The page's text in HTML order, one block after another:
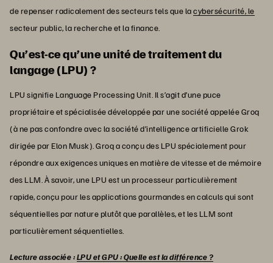
de repenser radicalement des secteurs tels que lacybersécurité, le
secteur public, la recherche et la finance.
Qu’est-ce qu’une unité de traitement du
langage (LPU) ?
LPU signifie Language Processing Unit. Il s’agit d’une puce
propriétaire et spécialisée développée par une société appelée Groq
(à ne pas confondre avec la société d’intelligence artificielle Grok
dirigée par Elon Musk). Groq a conçu des LPU spécialement pour
répondre aux exigences uniques en matière de vitesse et de mémoire
des LLM. À savoir, une LPU est un processeur particulièrement
rapide, conçu pour les applications gourmandes en calculs qui sont
séquentielles par nature plutôt que parallèles, et les LLM sont
particulièrement séquentielles.
Lecture associée :LPU et GPU : Quelle est la différence ?